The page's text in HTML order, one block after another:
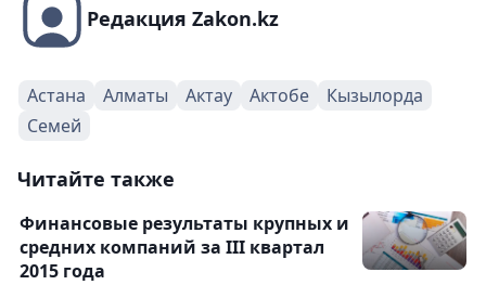
Редакция Zakon.kz
Астана Алматы Актау Актобе
Кызылорда
Семей
Читайте также
Финансовые результаты крупных и
средних компаний за III квартал
2015 года